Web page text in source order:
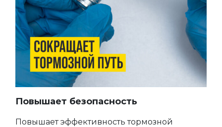
Повышает безопасность
Повышает эффективность тормозной